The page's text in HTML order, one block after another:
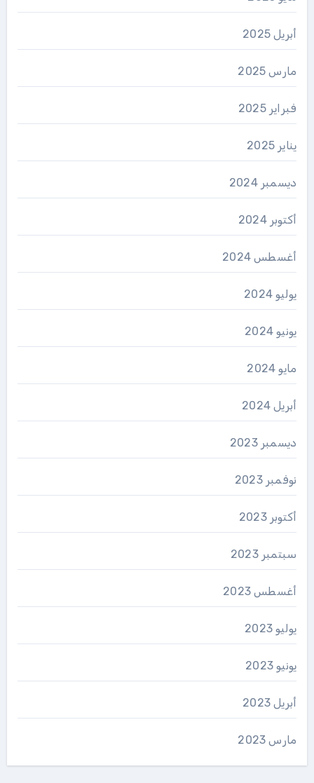
أبريل 2025
مارس 2025
فبراير 2025
يناير 2025
ديسمبر 2024
أكتوبر 2024
أغسطس 2024
يوليو 2024
يونيو 2024
مايو 2024
أبريل 2024
ديسمبر 2023
نوفمبر 2023
أكتوبر 2023
سبتمبر 2023
أغسطس 2023
يوليو 2023
يونيو 2023
أبريل 2023
مارس 2023